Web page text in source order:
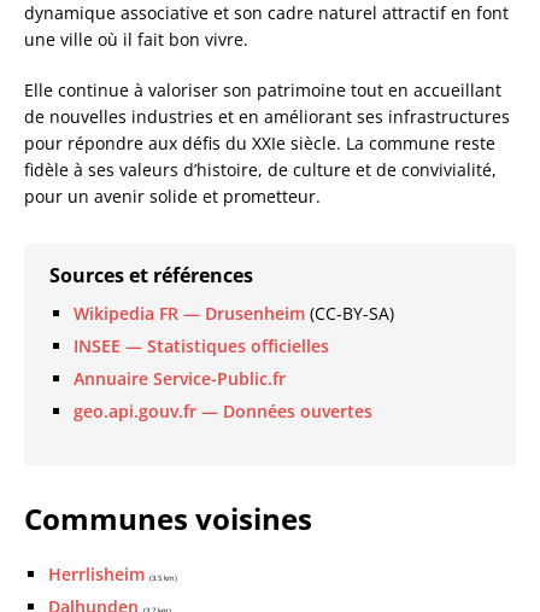
dynamique associative et son cadre naturel attractif en font
une ville où il fait bon vivre.
Elle continue à valoriser son patrimoine tout en accueillant
de nouvelles industries et en améliorant ses infrastructures
pour répondre aux défis du XXIe siècle. La commune reste
fidèle à ses valeurs d’histoire, de culture et de convivialité,
pour un avenir solide et prometteur.
Sources et références
Wikipedia FR — Drusenheim (CC-BY-SA)
INSEE — Statistiques officielles
Annuaire Service-Public.fr
geo.api.gouv.fr — Données ouvertes
Communes voisines
Herrlisheim (3.5 km)
Dalhunden